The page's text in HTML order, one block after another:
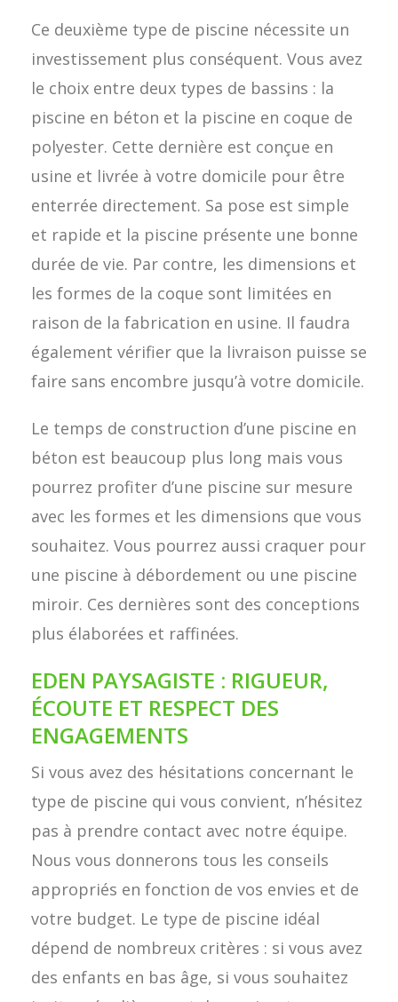
Ce deuxième type de piscine nécessite un
investissement plus conséquent. Vous avez
le choix entre deux types de bassins : la
piscine en béton et la piscine en coque de
polyester. Cette dernière est conçue en
usine et livrée à votre domicile pour être
enterrée directement. Sa pose est simple
et rapide et la piscine présente une bonne
durée de vie. Par contre, les dimensions et
les formes de la coque sont limitées en
raison de la fabrication en usine. Il faudra
également vérifier que la livraison puisse se
faire sans encombre jusqu’à votre domicile.
Le temps de construction d’une piscine en
béton est beaucoup plus long mais vous
pourrez profiter d’une piscine sur mesure
avec les formes et les dimensions que vous
souhaitez. Vous pourrez aussi craquer pour
une piscine à débordement ou une piscine
miroir. Ces dernières sont des conceptions
plus élaborées et raffinées.
EDEN PAYSAGISTE : RIGUEUR,
ÉCOUTE ET RESPECT DES
ENGAGEMENTS
Si vous avez des hésitations concernant le
type de piscine qui vous convient, n’hésitez
pas à prendre contact avec notre équipe.
Nous vous donnerons tous les conseils
appropriés en fonction de vos envies et de
votre budget. Le type de piscine idéal
dépend de nombreux critères : si vous avez
des enfants en bas âge, si vous souhaitez